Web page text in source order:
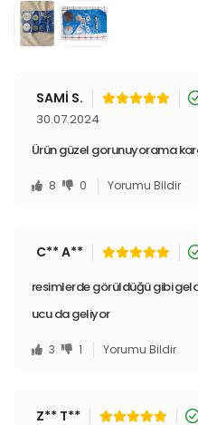
SAMİ S.
30.07.2024
Ürün güzel gorunuyorama
8 0 Yorumu Bildir
C** A**
resimlerde görüldüğü gibi
ucu da geliyor
3 1 Yorumu Bildir
Z** T**